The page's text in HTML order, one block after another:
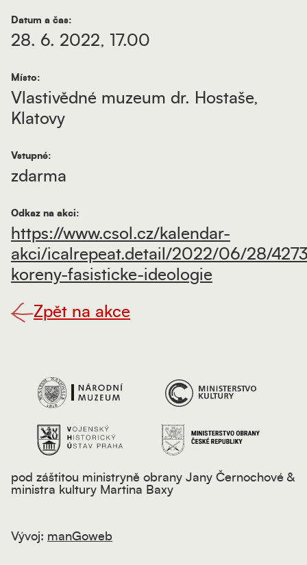
Datum a čas:
28. 6. 2022, 17.00
Místo:
Vlastivědné muzeum dr. Hostaše,
Klatovy
Vstupné:
zdarma
Odkaz na akci:
https://www.csol.cz/kalendar-
akci/icalrepeat.detail/2022/06/28/
koreny-fasisticke-ideologie
Zpět na akce
pod záštitou ministryně obrany Jany Černochové &
ministra kultury Martina Baxy
Vývoj: manGoweb